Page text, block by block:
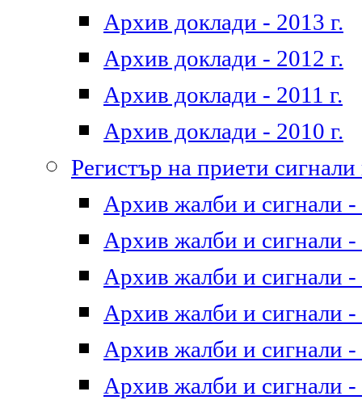
Архив доклади - 2013 г.
Архив доклади - 2012 г.
Архив доклади - 2011 г.
Архив доклади - 2010 г.
Регистър на приети
Архив жалби и сигнали -
Архив жалби и сигнали -
Архив жалби и сигнали -
Архив жалби и сигнали -
Архив жалби и сигнали -
Архив жалби и сигнали -